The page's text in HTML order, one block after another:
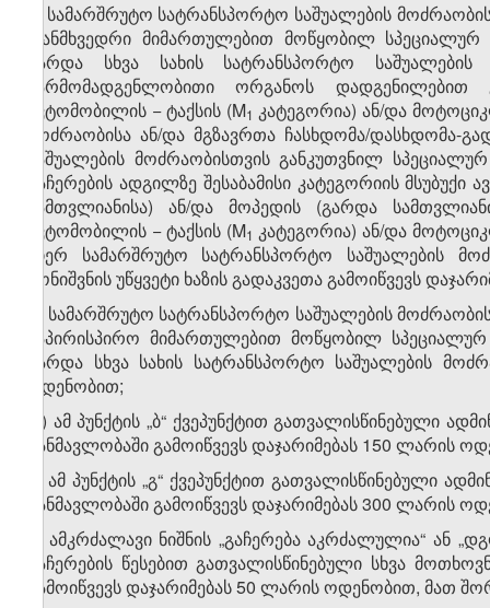
ბ) სამარშრუტო სატრანსპორტო საშუალების
თანმხვედრი მიმართულებით მოწყობილ
გარდა სხვა სახის სატრანსპორტო
წარმომადგენლობითი ორგანოს დადგენილებით
ავტომობილის − ტაქსის (M1 კატეგორია) ან/და
მოძრაობისა ან/და მგზავრთა ჩასხდომა/დასხდომა-
საშუალების მოძრაობისთვის განკუთვნილ
გაჩერების ადგილზე შესაბამისი კატეგორიის მსუბუქი
სამთვლიანისა) ან/და მოპედის (გარდა
ავტომობილის − ტაქსის (M1 კატეგორია) ან/და
მიერ სამარშრუტო სატრანსპორტო საშუალების
მონიშვნის უწყვეტი ხაზის გადაკვეთა გამოიწვევს
გ) სამარშრუტო სატრანსპორტო საშუალების
საპირისპირო მიმართულებით მოწყობილ
გარდა სხვა სახის სატრანსპორტო საშუალების
ოდენობით;
დ) ამ პუნქტის „ბ“ ქვეპუნქტით გათვალისწინებული
განმავლობაში გამოიწვევს დაჯარიმებას 150 ლარის
ე) ამ პუნქტის „გ“ ქვეპუნქტით გათვალისწინებული
განმავლობაში გამოიწვევს დაჯარიმებას 300 ლარის
ვ) ამკრძალავი ნიშნის „გაჩერება აკრძალულია“
გაჩერების წესებით გათვალისწინებული სხვა
გამოიწვევს დაჯარიმებას 50 ლარის ოდენობით, მათ